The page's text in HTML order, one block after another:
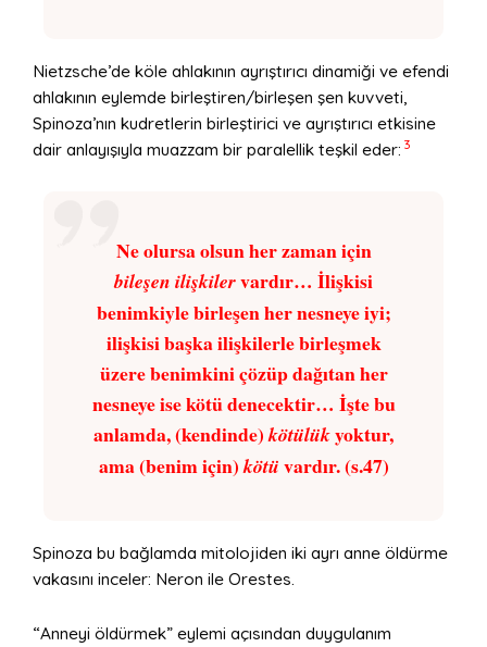
Nietzsche’de köle ahlakının ayrıştırıcı dinamiği ve efendi
ahlakının eylemde birleştiren/birleşen şen kuvveti,
Spinoza’nın kudretlerin birleştirici ve ayrıştırıcı etkisine
dair anlayışıyla muazzam bir paralellik teşkil eder: 3
Ne olursa olsun her zaman için
bileşen ilişkilervardır… İlişkisi
benimkiyle birleşen her nesneye iyi;
ilişkisi başka ilişkilerle birleşmek
üzere benimkini çözüp dağıtan her
nesneye ise kötü denecektir… İşte bu
anlamda, (kendinde)kötülükyoktur,
ama (benim için)kötü vardır. (s.47)
Spinoza bu bağlamda mitolojiden iki ayrı anne öldürme
vakasını inceler: Neron ile Orestes.
“Anneyi öldürmek” eylemi açısından duygulanım